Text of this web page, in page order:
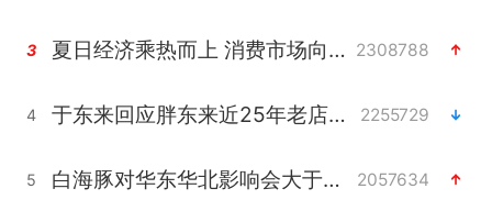
3 夏日经济乘热而上 消费市场向新而行 2308788
4 于东来回应胖东来近25年老店年底关闭 2255729
5 白海豚对华东华北影响会大于巴威 2057634